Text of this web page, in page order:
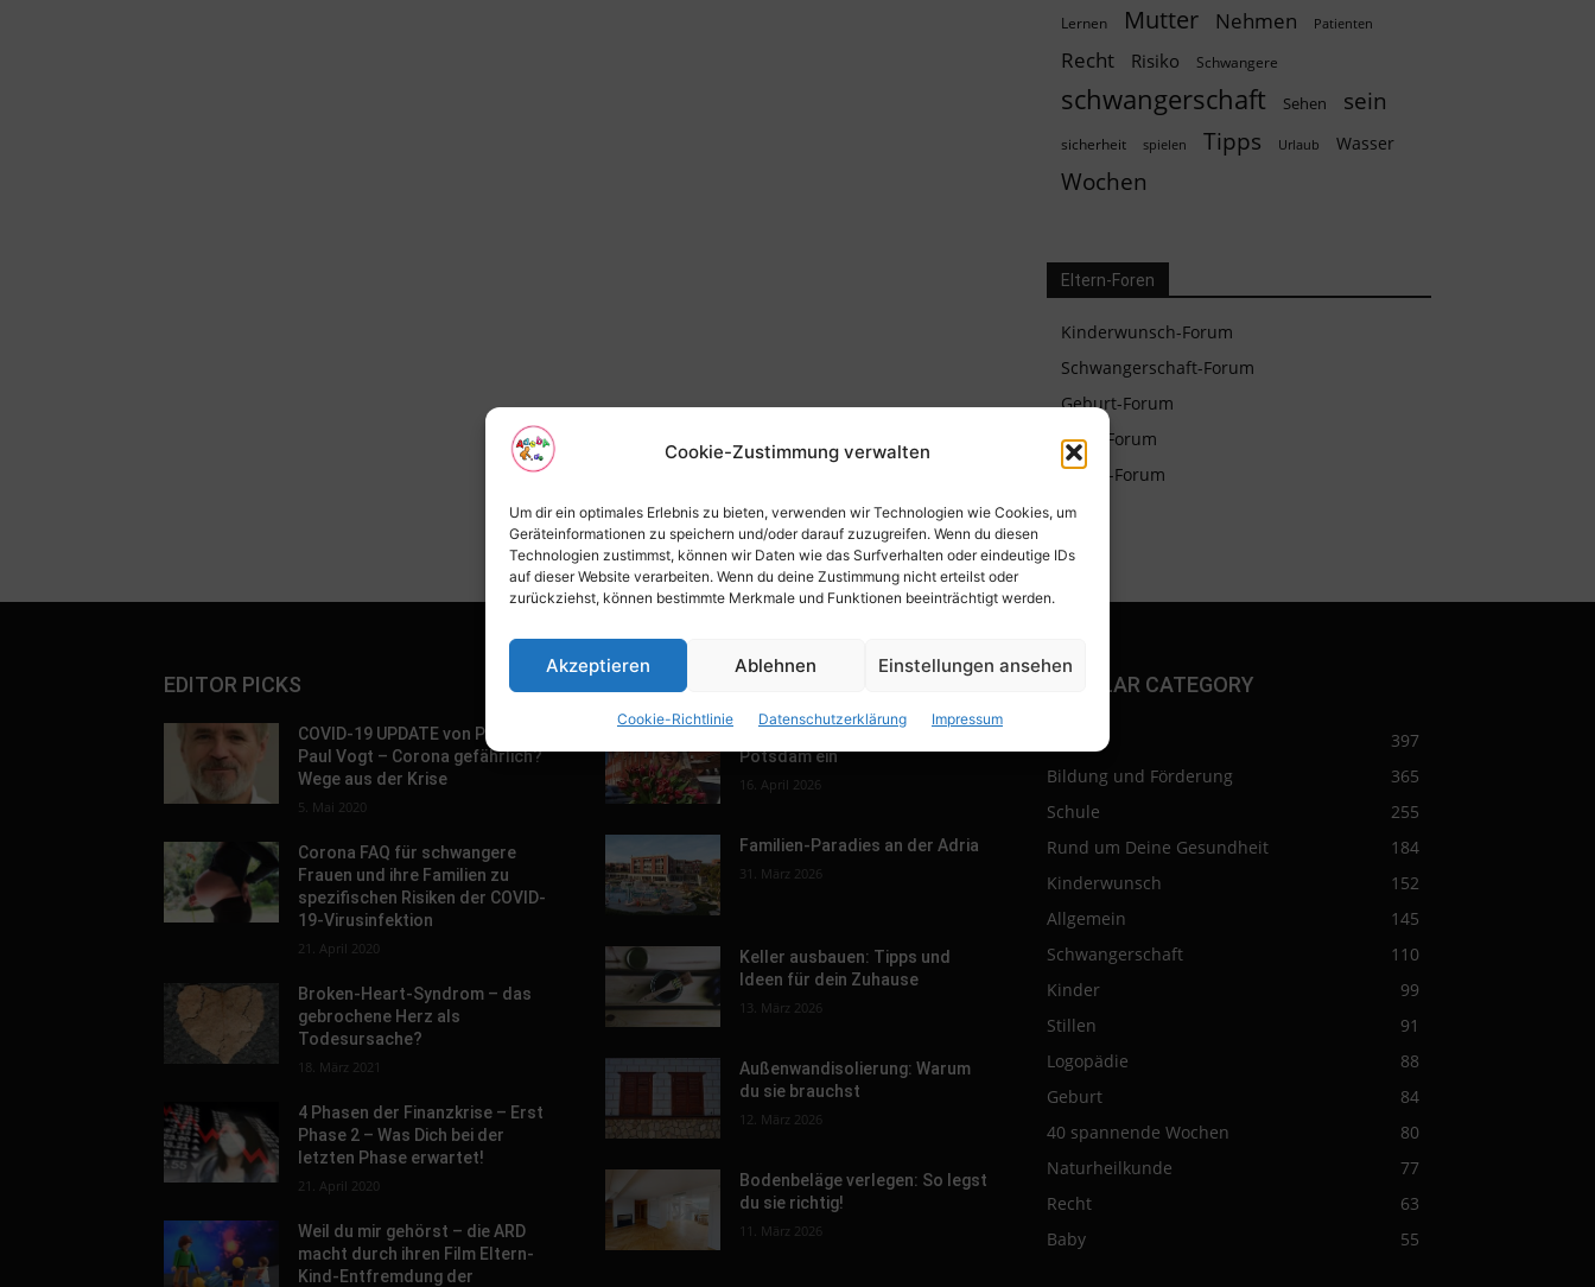
Cookie-Zustimmung verwalten
Um dir ein optimales Erlebnis zu bieten, verwenden wir Technologien wie Cookies, um
Geräteinformationen zu speichern und/oder darauf zuzugreifen. Wenn du diesen
Technologien zustimmst, können wir Daten wie das Surfverhalten oder eindeutige IDs
auf dieser Website verarbeiten. Wenn du deine Zustimmung nicht erteilst oder
zurückziehst, können bestimmte Merkmale und Funktionen beeinträchtigt werden.
Akzeptieren Ablehnen Einstellungen ansehen
Cookie-Richtlinie Datenschutzerklärung Impressum
Lernen Mutter Nehmen Patienten
Recht Risiko Schwangere
schwangerschaft Sehen sein
sicherheit spielen Tipps Urlaub Wasser
Wochen
Eltern-Foren
Kinderwunsch-Forum
Schwangerschaft-Forum
Geburt-Forum
Baby-Forum
Eltern-Forum
EDITOR PICKS
COVID-19 UPDATE von Prof. Dr.
Paul Vogt – Corona gefährlich?
Wege aus der Krise
5. Mai 2020
Corona FAQ für schwangere
Frauen und ihre Familien zu
spezifischen Risiken der COVID-
19-Virusinfektion
21. April 2020
Broken-Heart-Syndrom – das
gebrochene Herz als
Todesursache?
18. März 2021
4 Phasen der Finanzkrise – Erst
Phase 2 – Was Dich bei der
letzten Phase erwartet!
21. April 2020
Weil du mir gehörst – die ARD
macht durch ihren Film Eltern-
Kind-Entfremdung der
POPULAR POSTS
Tulpenfest läutet Frühling in
Potsdam ein
16. April 2026
Familien-Paradies an der Adria
31. März 2026
Keller ausbauen: Tipps und
Ideen für dein Zuhause
13. März 2026
Außenwandisolierung: Warum
du sie brauchst
12. März 2026
Bodenbeläge verlegen: So legst
du sie richtig!
11. März 2026
POPULAR CATEGORY
397
Bildung und Förderung
365
Schule
255
Rund um Deine Gesundheit
184
Kinderwunsch
152
Allgemein
145
Schwangerschaft
110
Kinder
99
Stillen
91
Logopädie
88
Geburt
84
40 spannende Wochen
80
Naturheilkunde
77
Recht
63
Baby
55